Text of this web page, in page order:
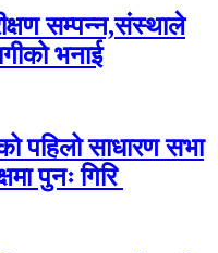
सम्पन्न,संस्थाले
भनाई
पहिलो साधारण सभा
पुनः गिरि